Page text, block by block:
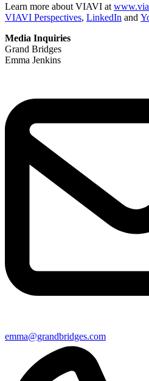
Learn more about VIAVI at
VIAVI Perspectives, LinkedIn and
Media Inquiries
Grand Bridges
Emma Jenkins
emma@grandbridges.com